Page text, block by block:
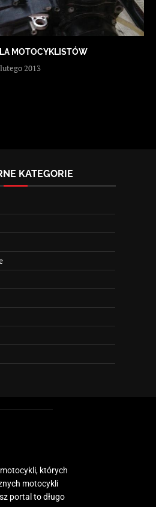
MOTOCYKLISTÓW
2013
KATEGORIE
których
motocykli
portal to długo